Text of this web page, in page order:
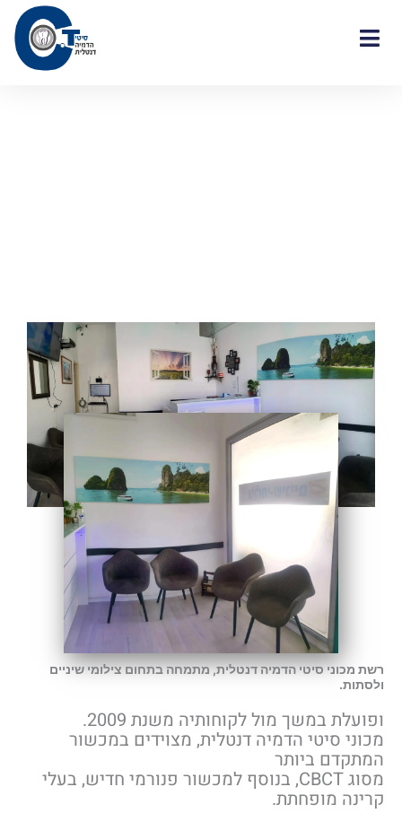
לתוכן
רשת מכוני סיטי הדמיה דנטלית, מתמחה בתחום צילומי שיניים
ולסתות.
ופועלת במשך מול לקוחותיה משנת 2009.
מכוני סיטי הדמיה דנטלית, מצוידים במכשור
המתקדם ביותר
מסוג CBCT, בנוסף למכשור פנורמי חדיש, בעלי
קרינה מופחתת.